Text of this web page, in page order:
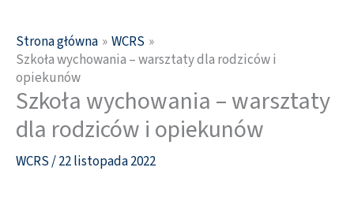
Strona główna
WCRS
Szkoła wychowania – warsztaty dla rodziców i
opiekunów
Szkoła wychowania – warsztaty
dla rodziców i opiekunów
WCRS/22 listopada 2022